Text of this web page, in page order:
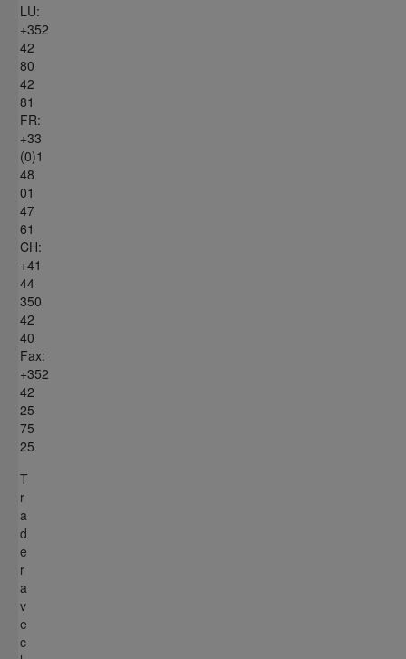
LU:
+352
42
80
42
81
FR:
+33
(0)1
48
01
47
61
CH:
+41
44
350
42
40
Fax:
+352
42
25
75
25
T
r
a
d
e
r
a
v
e
c